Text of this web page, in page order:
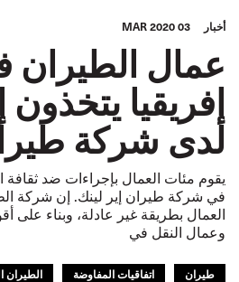
أخبار 03 MAR 2020
عمال
إفريقيا
لدى شركة
يقوم مئات العمال بإجراءات ضد ثقافة
في شركة طيران إير لينك. إن شركة
العمال بطريقة غير عادلة، وبناء على
وعمال النقل في
طيران اتفاقيات المفاوضة
الطيران